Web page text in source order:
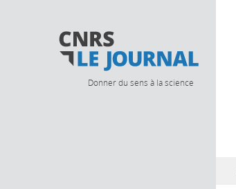
Donner du sens à la science